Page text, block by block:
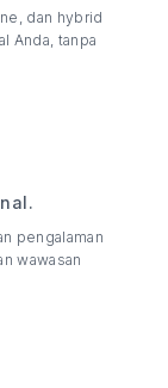
dan hybrid
Anda, tanpa
pengalaman
wawasan